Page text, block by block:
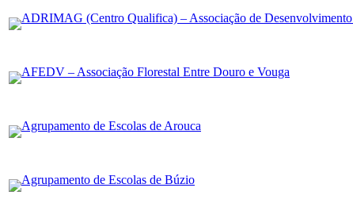
ADRIMAG (Centro Qualifica) – Associação de
AFEDV – Associação Florestal Entre Douro e Vouga
Agrupamento de Escolas de Arouca
Agrupamento de Escolas de Búzio